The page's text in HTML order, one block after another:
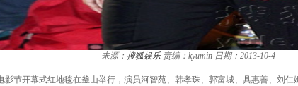
来源： 搜狐娱乐 责编：kyumin 日期：2013-10-4
影节开幕式红地毯在釜山举行，演员河智苑、韩孝珠、郭富城、具惠善、刘